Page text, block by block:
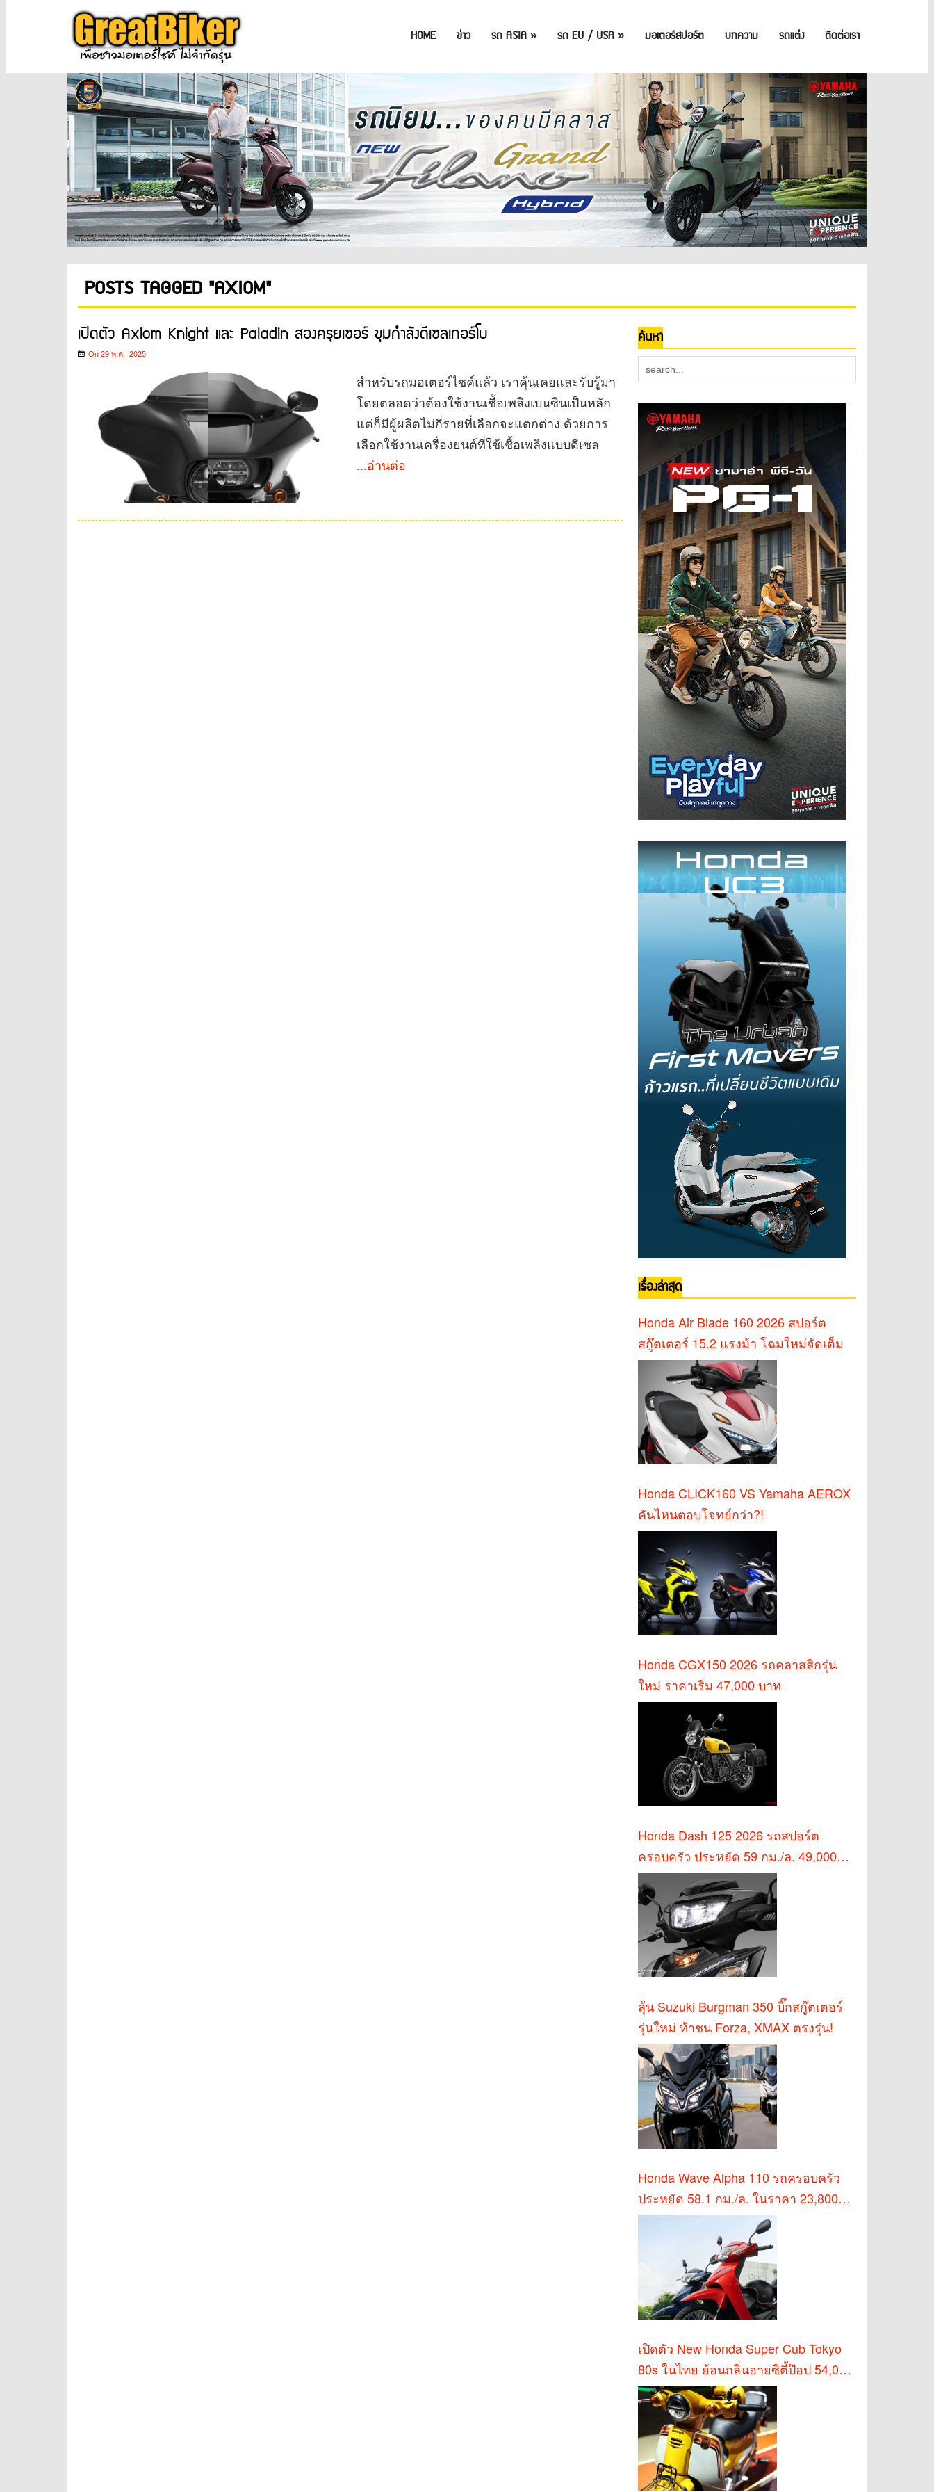
HOME ข่าว รถ ASIA » รถ EU / USA » มอเตอร์สปอร์ต บทความ รถแต่ง ติดต่อเรา
POSTS TAGGED "AXIOM"
เปิดตัว Axiom Knight และ Paladin สองครุยเซอร์ ขุมกำลังดีเซลเทอร์โบ
On 29 พ.ค., 2025
สำหรับรถมอเตอร์ไซค์แล้ว เราคุ้นเคยและรับรู้มา
โดยตลอดว่าต้องใช้งานเชื้อเพลิงเบนซินเป็นหลัก
แต่ก็มีผู้ผลิตไม่กี่รายที่เลือกจะแตกต่าง ด้วยการ
เลือกใช้งานเครื่องยนต์ที่ใช้เชื้อเพลิงแบบดีเซล
...อ่านต่อ
ค้นหา
เรื่องล่าสุด
Honda Air Blade 160 2026 สปอร์ต
สกู๊ตเตอร์ 15.2 แรงม้า โฉมใหม่จัดเต็ม
Honda CLICK160 VS Yamaha AEROX
คันไหนตอบโจทย์กว่า?!
Honda CGX150 2026 รถคลาสสิกรุ่น
ใหม่ ราคาเริ่ม 47,000 บาท
Honda Dash 125 2026 รถสปอร์ต
ครอบครัว ประหยัด 59 กม./ล. 49,000
บาท
ลุ้น Suzuki Burgman 350 บิ๊กสกู๊ตเตอร์
รุ่นใหม่ ท้าชน Forza, XMAX ตรงรุ่น!
Honda Wave Alpha 110 รถครอบครัว
ประหยัด 58.1 กม./ล. ในราคา 23,800
บาท
เปิดตัว New Honda Super Cub Tokyo
80s ในไทย ย้อนกลิ่นอายซิตี้ป๊อป 54,000
บาท